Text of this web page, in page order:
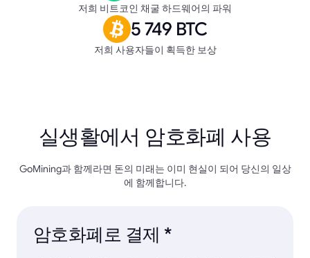
저희 비트코인 채굴 하드웨어의 파워
5 749 BTC
저희 사용자들이 획득한 보상
실생활에서 암호화폐 사용
GoMining과 함께라면 돈의 미래는 이미 현실이 되어 당신의 일상
에 함께합니다.
암호화폐로 결제 *